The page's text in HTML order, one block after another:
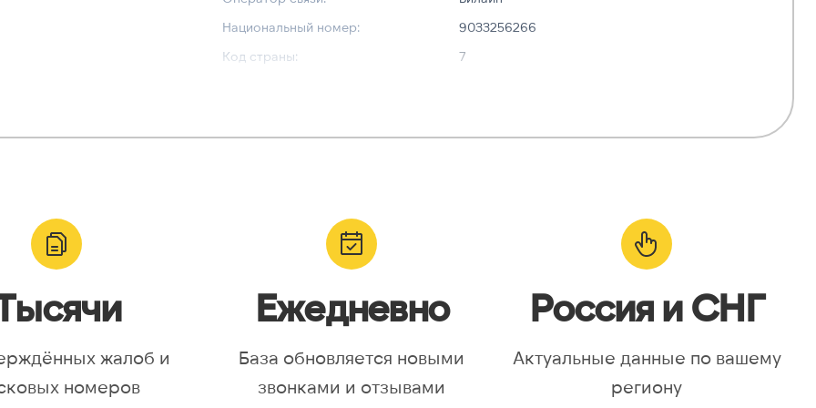
Национальный номер:
9033256266
Код страны:
7
Asia/Yekaterinburg,
Moscow, Europe/Samara
Валидный номер:
✓ Да
жалоб и
номеров
Ежедневно
База обновляется новыми
звонками и отзывами
Россия и СНГ
Актуальные данные по вашему
региону